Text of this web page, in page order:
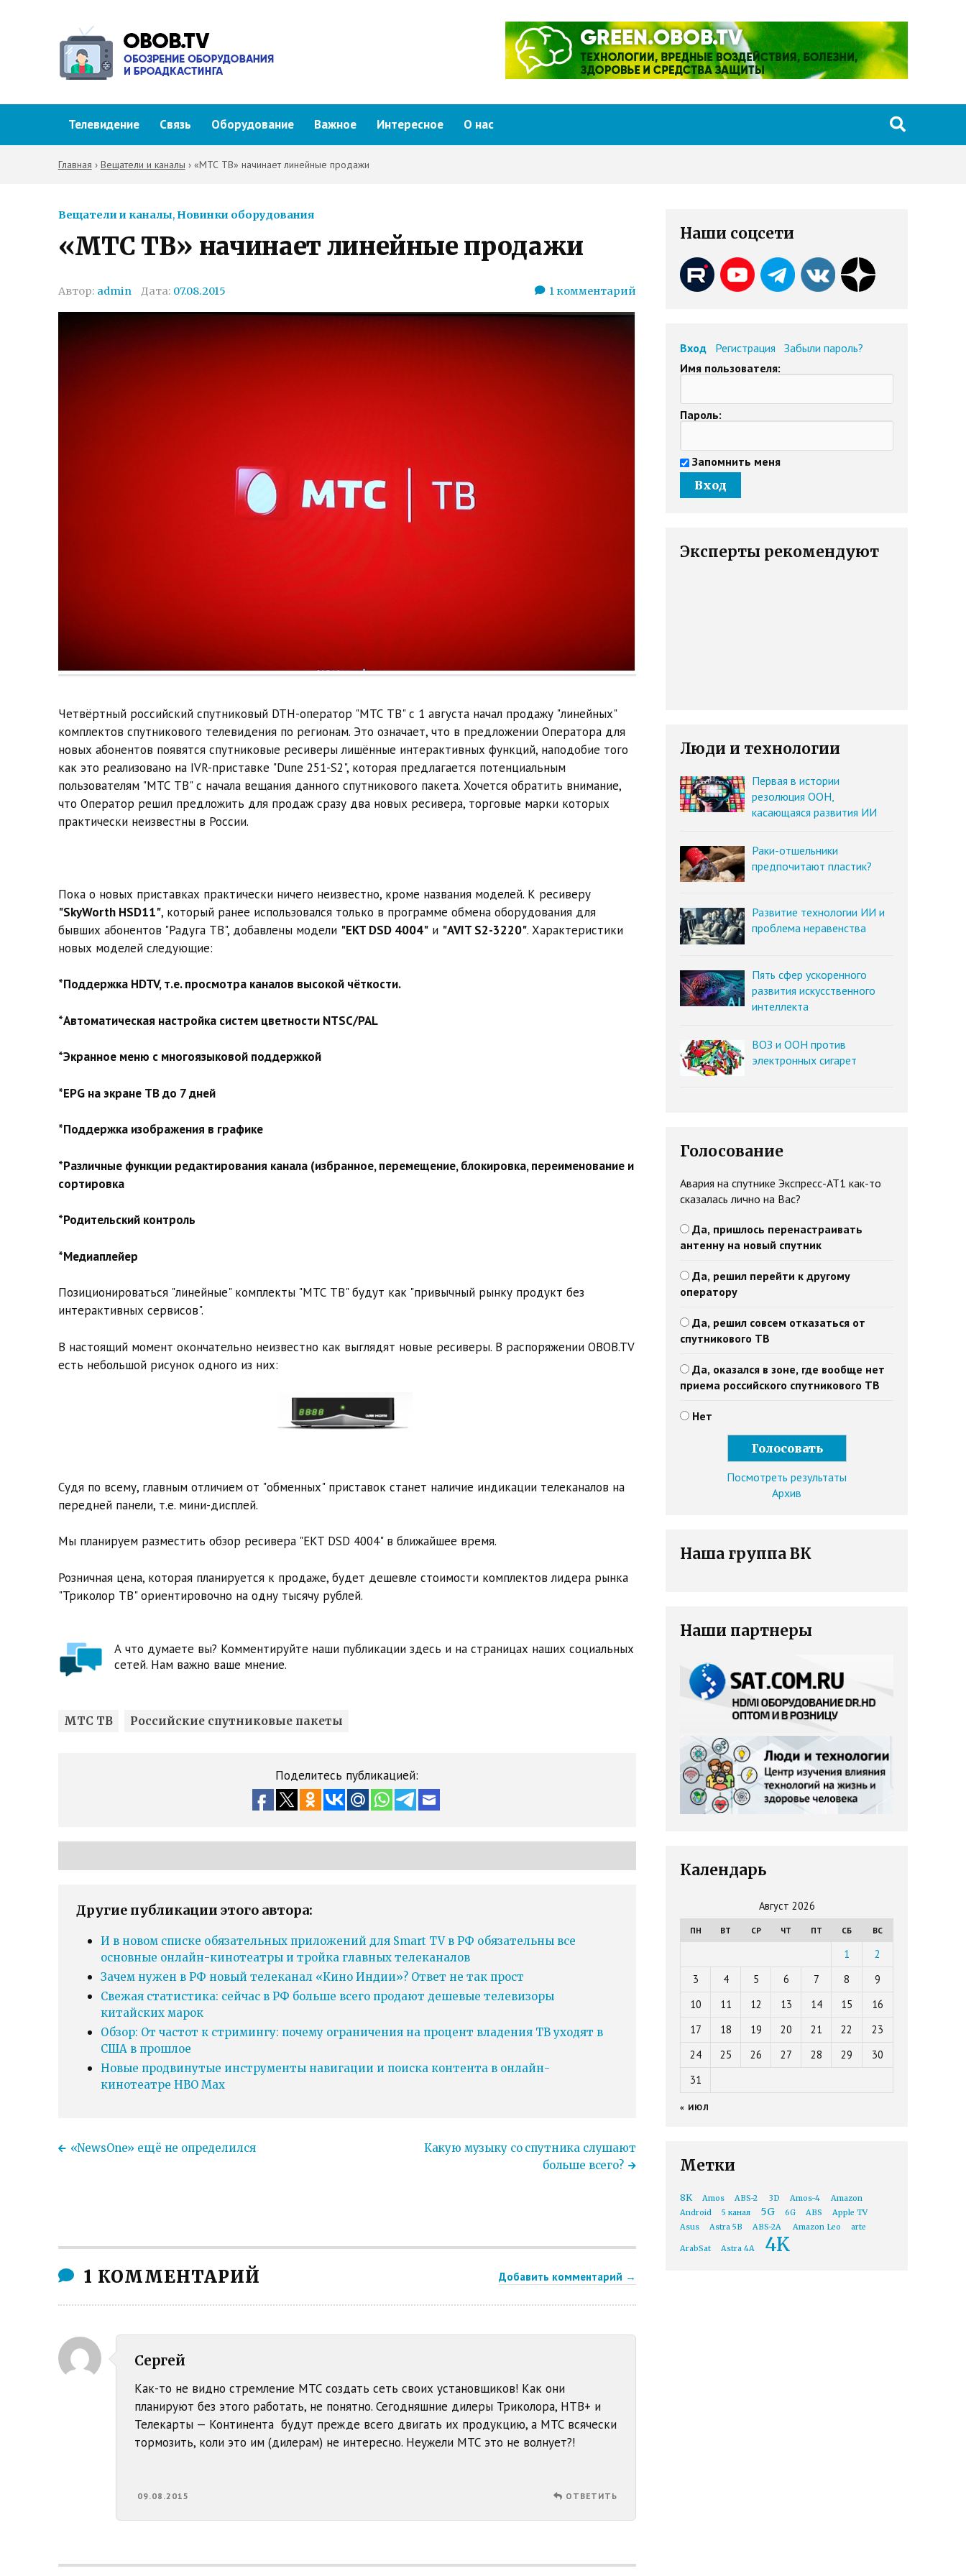
Телевидение Связь Оборудование Важное Интересное О нас
Главная › Вещатели и каналы › «МТС ТВ» начинает линейные продажи
Вещатели и каналы, Новинки оборудования
«МТС ТВ» начинает линейные продажи
Автор: admin Дата: 07.08.2015 1комментарий
Четвёртный российский спутниковый DTH-оператор "МТС ТВ" с 1 августа начал продажу "линейных"
комплектов спутникового телевидения по регионам. Это означает, что в предложении Оператора для
новых абонентов появятся спутниковые ресиверы лишённые интерактивных функций, наподобие того
как это реализовано на IVR-приставке "Dune 251-S2", которая предлагается потенциальным
пользователям "МТС ТВ" с начала вещания данного спутникового пакета. Хочется обратить внимание,
что Оператор решил предложить для продаж сразу два новых ресивера, торговые марки которых
практически неизвестны в России.
Пока о новых приставках практически ничего неизвестно, кроме названия моделей. К ресиверу
"SkyWorth HSD11", который ранее использовался только в программе обмена оборудования для
бывших абонентов "Радуга ТВ", добавлены модели "EKT DSD 4004"и "AVIT S2-3220". Характеристики
новых моделей следующие:
*Поддержка HDTV, т.е. просмотра каналов высокой чёткости.
*Автоматическая настройка систем цветности NTSC/PAL
*Экранное меню с многоязыковой поддержкой
*EPG на экране ТВ до 7 дней
*Поддержка изображения в графике
*Различные функции редактирования канала (избранное, перемещение, блокировка, переименование и
сортировка
*Родительский контроль
*Медиаплейер
Позиционироваться "линейные" комплекты "МТС ТВ" будут как "привычный рынку продукт без
интерактивных сервисов".
В настоящий момент окончательно неизвестно как выглядят новые ресиверы. В распоряжении OBOB.TV
есть небольшой рисунок одного из них:
Судя по всему, главным отличием от "обменных" приставок станет наличие индикации телеканалов на
передней панели, т.е. мини-дисплей.
Мы планируем разместить обзор ресивера "EKT DSD 4004" в ближайшее время.
Розничная цена, которая планируется к продаже, будет дешевле стоимости комплектов лидера рынка
"Триколор ТВ" ориентировочно на одну тысячу рублей.
А что думаете вы? Комментируйте наши публикации здесь и на страницах наших социальных
сетей. Нам важно ваше мнение.
МТС ТВ Российские спутниковые пакеты
Поделитесь публикацией:
Другие публикации этого автора:
И в новом списке обязательных приложений для Smart TV в РФ обязательны все
основные онлайн-кинотеатры и тройка главных телеканалов
Зачем нужен в РФ новый телеканал «Кино Индии»? Ответ не так прост
Свежая статистика: сейчас в РФ больше всего продают дешевые телевизоры
китайских марок
Обзор: От частот к стримингу: почему ограничения на процент владения ТВ уходят в
США в прошлое
Новые продвинутые инструменты навигации и поиска контента в онлайн-
кинотеатре HBO Max
«NewsOne» ещё не определился
Какую музыку со спутника слушают
больше всего?
1 КОММЕНТАРИЙ Добавить комментарий →
Сергей
Как-то не видно стремление МТС создать сеть своих установщиков! Как они
планируют без этого работать, не понятно. Сегодняшние дилеры Триколора, НТВ+ и
Телекарты — Континента будут прежде всего двигать их продукцию, а МТС всячески
тормозить, коли это им (дилерам) не интересно. Неужели МТС это не волнует?!
09.08.2015 ОТВЕТИТЬ
Наши соцсети
Вход Регистрация
Забыли пароль?
Имя пользователя:
Пароль:
Запомнить меня
Эксперты рекомендуют
Люди и технологии
Первая в истории
резолюция ООН,
касающаяся развития ИИ
Раки-отшельники
предпочитают пластик?
Развитие технологии ИИ и
проблема неравенства
Пять сфер ускоренного
развития искусственного
интеллекта
ВОЗ и ООН против
электронных сигарет
Голосование
Авария на спутнике Экспресс-АТ1 как-то
сказалась лично на Вас?
Да, пришлось перенастраивать
антенну на новый спутник
Да, решил перейти к другому
оператору
Да, решил совсем отказаться от
спутникового ТВ
Да, оказался в зоне, где вообще нет
приема российского спутникового ТВ
Нет
Посмотреть результаты
Архив
Наша группа ВК
Наши партнеры
Календарь
Август 2026
ПН ВТ СР ЧТ ПТ СБ ВС
1
2
3
4 5 6 7 8
9
10
11 12 13 14 15
16
17
18 19 20 21 22
23
24
25 26 27 28 29
30
31
« ИЮЛ
Метки
8K Amos ABS-2 3D Amos-4
Amazon
Android
5 канал 5G 6G ABS
Apple TV
Asus
Astra 5B ABS-2A Amazon Leo arte
ArabSat Astra 4A 4K